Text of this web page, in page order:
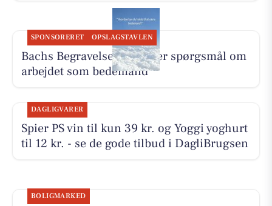
SPONSORERET OPSLAGSTAVLEN
Bachs Begravelser besvarer spørgsmål om
arbejdet som bedemand
DAGLIGVARER
Spier PS vin til kun 39 kr. og Yoggi yoghurt
til 12 kr. - se de gode tilbud i DagliBrugsen
BOLIGMARKED